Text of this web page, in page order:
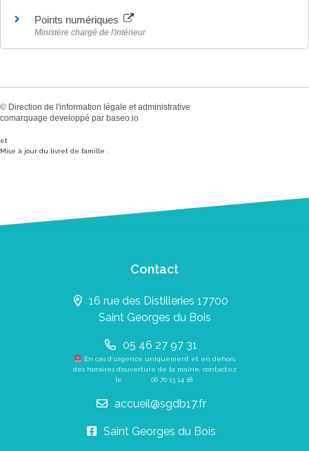
Points numériques
Ministère chargé de l'intérieur
© Direction de l'information légale et administrative
comarquage developpé par baseo.io
et
Mise à jour du livret de famille :
Contact
16 rue des Distilleries 17700
Saint Georges du Bois
05 46 27 97 31
En cas d’urgence uniquement et en dehors
des horaires d’ouverture de la mairie, contactez
le 06 70 13 14 18
accueil@sgdb17.fr
Saint Georges du Bois